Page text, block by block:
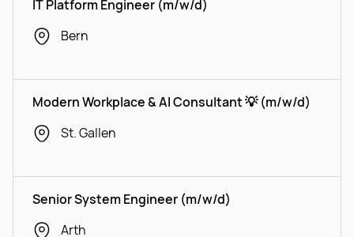
IT Platform Engineer (m/w/d)
Bern
Modern Workplace & AI Consultant 💡 (m/w/d)
St. Gallen
Senior System Engineer (m/w/d)
Arth